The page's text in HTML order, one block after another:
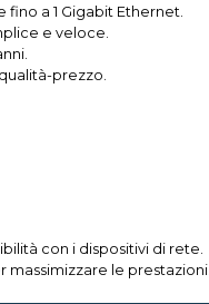
a 1 Gigabit Ethernet.
e veloce.
prezzo.
con i dispositivi di rete.
le prestazioni.